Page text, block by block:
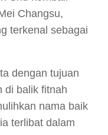
Changsu,
terkenal sebagai
dengan tujuan
di balik fitnah
nama baik
terlibat dalam